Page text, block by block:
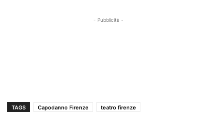
- Pubblicità -
TAGS Capodanno Firenze teatro firenze